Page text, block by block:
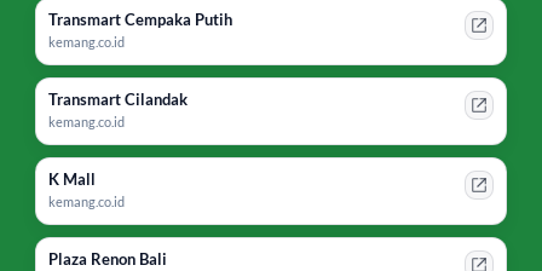
Transmart Cempaka Putih
kemang.co.id
Transmart Cilandak
kemang.co.id
K Mall
kemang.co.id
Plaza Renon Bali